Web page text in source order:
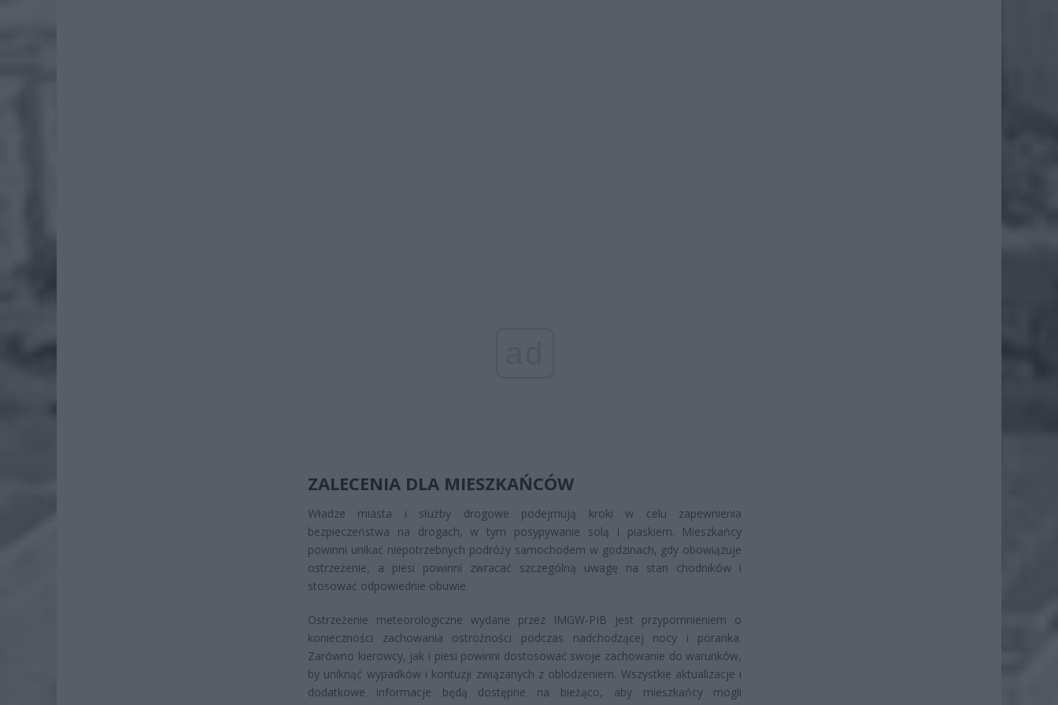
ZALECENIA DLA MIESZKAŃCÓW
Władze miasta i służby drogowe podejmują kroki w celu zapewnienia
bezpieczeństwa na drogach, w tym posypywanie solą i piaskiem. Mieszkańcy
powinni unikać niepotrzebnych podróży samochodem w godzinach, gdy obowiązuje
ostrzeżenie, a piesi powinni zwracać szczególną uwagę na stan chodników i
stosować odpowiednie obuwie.
Ostrzeżenie meteorologiczne wydane przez IMGW-PIB jest przypomnieniem o
konieczności zachowania ostrożności podczas nadchodzącej nocy i poranka.
Zarówno kierowcy, jak i piesi powinni dostosować swoje zachowanie do warunków,
by uniknąć wypadków i kontuzji związanych z oblodzeniem. Wszystkie aktualizacje i
dodatkowe informacje będą dostępne na bieżąco, aby mieszkańcy mogli